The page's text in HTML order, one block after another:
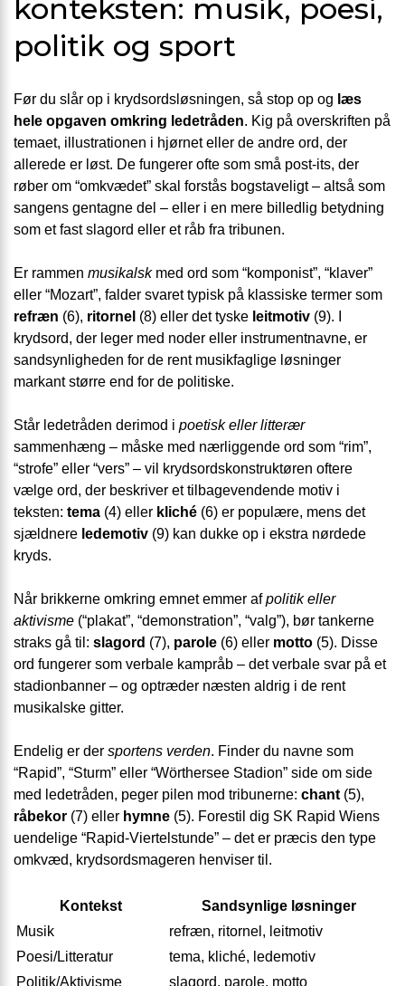
konteksten: musik, poesi,
politik og sport
Før du slår op i krydsordsløsningen, så stop op og læs
hele opgaven omkring ledetråden. Kig på overskriften på
temaet, illustrationen i hjørnet eller de andre ord, der
allerede er løst. De fungerer ofte som små post-its, der
røber om “omkvædet” skal forstås bogstaveligt – altså som
sangens gentagne del – eller i en mere billedlig betydning
som et fast slagord eller et råb fra tribunen.
Er rammen musikalskmed ord som “komponist”, “klaver”
eller “Mozart”, falder svaret typisk på klassiske termer som
refræn (6), ritornel (8) eller det tyske leitmotiv (9). I
krydsord, der leger med noder eller instrumentnavne, er
sandsynligheden for de rent musikfaglige løsninger
markant større end for de politiske.
Står ledetråden derimod i poetisk eller litterær
sammenhæng – måske med nærliggende ord som “rim”,
“strofe” eller “vers” – vil krydsordskonstruktøren oftere
vælge ord, der beskriver et tilbagevendende motiv i
teksten: tema (4) eller kliché (6) er populære, mens det
sjældnere ledemotiv (9) kan dukke op i ekstra nørdede
kryds.
Når brikkerne omkring emnet emmer afpolitik eller
aktivisme (“plakat”, “demonstration”, “valg”), bør tankerne
straks gå til: slagord (7), parole (6) eller motto (5). Disse
ord fungerer som verbale kampråb – det verbale svar på et
stadionbanner – og optræder næsten aldrig i de rent
musikalske gitter.
Endelig er der sportens verden. Finder du navne som
“Rapid”, “Sturm” eller “Wörthersee Stadion” side om side
med ledetråden, peger pilen mod tribunerne: chant (5),
råbekor (7) eller hymne (5). Forestil dig SK Rapid Wiens
uendelige “Rapid-Viertelstunde” – det er præcis den type
omkvæd, krydsordsmageren henviser til.
Kontekst
Sandsynlige løsninger
Musik
refræn, ritornel, leitmotiv
Poesi/Litteratur
tema, kliché, ledemotiv
Politik/Aktivisme
slagord, parole, motto